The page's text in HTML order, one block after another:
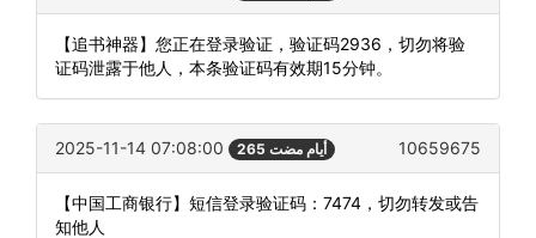
【追书神器】您正在登录验证，验证码2936，切勿将验
证码泄露于他人，本条验证码有效期15分钟。
2025-11-14 07:08:00 265 أيام مضت 10659675
【中国工商银行】短信登录验证码：7474，切勿转发或告
知他人